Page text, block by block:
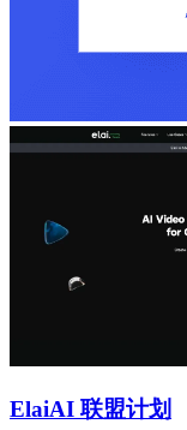
ElaiAI 联盟计划